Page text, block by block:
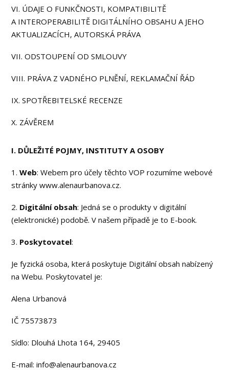
VI. ÚDAJE O FUNKČNOSTI, KOMPATIBILITĚ
A INTEROPERABILITĚ DIGITÁLNÍHO OBSAHU A JEHO
AKTUALIZACÍCH, AUTORSKÁ PRÁVA
VII. ODSTOUPENÍ OD SMLOUVY
VIII. PRÁVA Z VADNÉHO PLNĚNÍ, REKLAMAČNÍ ŘÁD
IX. SPOTŘEBITELSKÉ RECENZE
X. ZÁVĚREM
I. DŮLEŽITÉ POJMY, INSTITUTY A OSOBY
1.Web: Webem pro účely těchto VOP rozumíme webové
stránky www.alenaurbanova.cz.
2. Digitální obsah: Jedná se o produkty v digitální
(elektronické) podobě. V našem případě je to E-book.
3. Poskytovatel:
Je fyzická osoba, která poskytuje Digitální obsah nabízený
na Webu. Poskytovatel je:
Alena Urbanová
IČ 75573873
Sídlo: Dlouhá Lhota 164, 29405
E-mail: info@alenaurbanova.cz